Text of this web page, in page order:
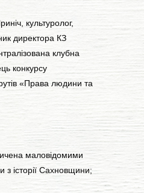
культуролог,
директора КЗ
клубна
конкурсу
«Права людини та
маловідомими
з історії Сахновщини;